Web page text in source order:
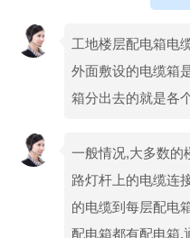
工地楼层配电箱电
外面敷设的电缆箱
箱分出去的就是各
一般情况,大多数的
路灯杆上的电缆连
的电缆到每层配电
配电箱都有配电箱,